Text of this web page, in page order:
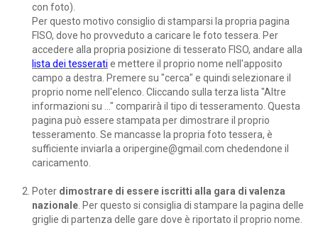
con foto).
Per questo motivo consiglio di stamparsi la propria pagina
FISO, dove ho provveduto a caricare le foto tessera. Per
accedere alla propria posizione di tesserato FISO, andare alla
lista dei tesserati e mettere il proprio nome nell'apposito
campo a destra. Premere su "cerca" e quindi selezionare il
proprio nome nell'elenco. Cliccando sulla terza lista "Altre
informazioni su ..." comparirà il tipo di tesseramento. Questa
pagina può essere stampata per dimostrare il proprio
tesseramento. Se mancasse la propria foto tessera, è
sufficiente inviarla a oripergine@gmail.com chedendone il
caricamento.
Poter dimostrare di essere iscritti alla gara di valenza
nazionale. Per questo si consiglia di stampare la pagina delle
griglie di partenza delle gare dove è riportato il proprio nome.